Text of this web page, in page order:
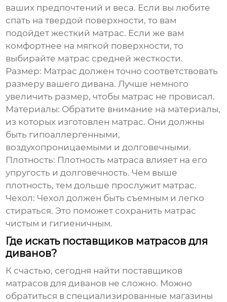
ваших предпочтений и веса. Если вы любите
спать на твердой поверхности, то вам
подойдет жесткий матрас. Если же вам
комфортнее на мягкой поверхности, то
выбирайте матрас средней жесткости.
Размер: Матрас должен точно соответствовать
размеру вашего дивана. Лучше немного
увеличить размер, чтобы матрас не провисал.
Материалы: Обратите внимание на материалы,
из которых изготовлен матрас. Они должны
быть гипоаллергенными,
воздухопроницаемыми и долговечными.
Плотность: Плотность матраса влияет на его
упругость и долговечность. Чем выше
плотность, тем дольше прослужит матрас.
Чехол: Чехол должен быть съемным и легко
стираться. Это поможет сохранить матрас
чистым и гигиеничным.
Где искать поставщиков матрасов для
диванов?
К счастью, сегодня найти поставщиков
матрасов для диванов не сложно. Можно
обратиться в специализированные магазины